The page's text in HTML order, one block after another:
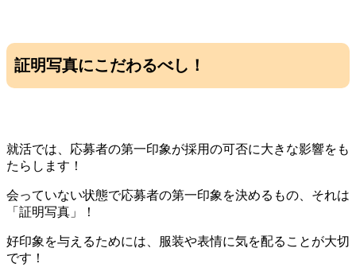
証明写真にこだわるべし！
就活では、応募者の第一印象が採用の可否に大きな影響をも
たらします！
会っていない状態で応募者の第一印象を決めるもの、それは
「証明写真」！
好印象を与えるためには、服装や表情に気を配ることが大切
です！